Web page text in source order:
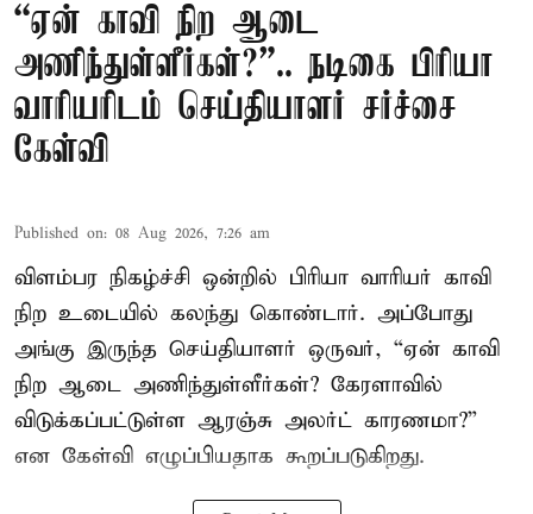
“ஏன் காவி நிற ஆடை
அணிந்துள்ளீர்கள்?”.. நடிகை பிரியா
வாரியரிடம் செய்தியாளர் சர்ச்சை
கேள்வி
Published on: 08 Aug 2026, 7:26 am
விளம்பர நிகழ்ச்சி ஒன்றில் பிரியா வாரியர் காவி
நிற உடையில் கலந்து கொண்டார். அப்போது
அங்கு இருந்த செய்தியாளர் ஒருவர், “ஏன் காவி
நிற ஆடை அணிந்துள்ளீர்கள்? கேரளாவில்
விடுக்கப்பட்டுள்ள ஆரஞ்சு அலர்ட் காரணமா?”
என கேள்வி எழுப்பியதாக கூறப்படுகிறது.